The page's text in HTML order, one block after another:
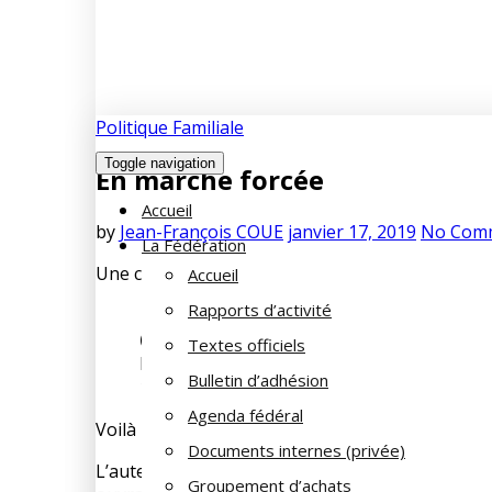
Toggle navigation
Accueil
La Fédération
Accueil
Rapports d’activité
Textes officiels
Bulletin d’adhésion
Agenda fédéral
Documents internes (privée)
Groupement d’achats
Politique Familiale
En marche forcée
by Jean-François COUE janvier 17, 2019 No
Une chronique de la libéralisation des
(*) Laurent Kestel – Edition : Raisons
Parution : septembre 2018 –
152 pages – 8 €
Voilà un livre qui (curieusement ?) n’a pas fait
L’auteur, Docteur en sciences politique à